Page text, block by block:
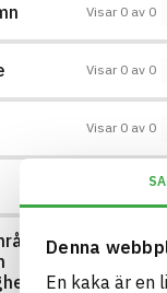
Denna
En kaka är en
Visar 0 av 0
Visar 0 av 0
Visar 0 av 0
0
0